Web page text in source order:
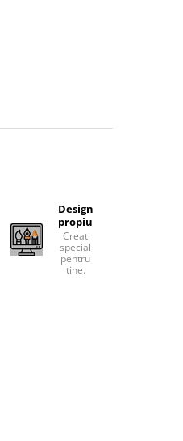
Design
propiu
Creat
special
pentru
tine.